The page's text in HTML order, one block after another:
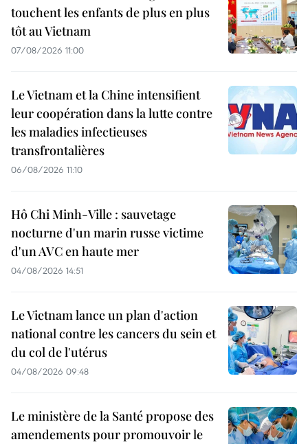
touchent les enfants de plus en plus
tôt au Vietnam
07/08/2026 11:00
Le Vietnam et la Chine intensifient
leur coopération dans la lutte contre
les maladies infectieuses
transfrontalières
06/08/2026 11:10
Hô Chi Minh-Ville : sauvetage
nocturne d'un marin russe victime
d'un AVC en haute mer
04/08/2026 14:51
Le Vietnam lance un plan d'action
national contre les cancers du sein et
du col de l'utérus
04/08/2026 09:48
Le ministère de la Santé propose des
amendements pour promouvoir le